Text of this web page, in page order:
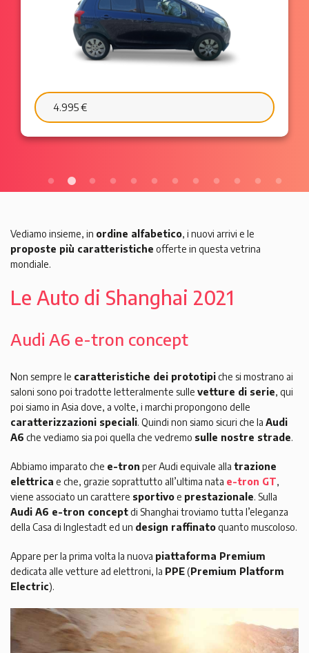
Vediamo insieme, in ordine alfabetico, i nuovi arrivi e le
proposte più caratteristiche offerte in questa vetrina
mondiale.
Le Auto di Shanghai 2021
Audi A6 e-tron concept
Non sempre le caratteristiche dei prototipiche si mostrano ai
saloni sono poi tradotte letteralmente sulle vetture di serie, qui
poi siamo in Asia dove, a volte, i marchi propongono delle
caratterizzazioni speciali. Quindi non siamo sicuri che la Audi
A6 che vediamo sia poi quella che vedremo sulle nostre strade.
Abbiamo imparato che e-tron per Audi equivale alla trazione
elettrica e che, grazie soprattutto all’ultima nata e-tron GT,
viene associato un carattere sportivoe prestazionale. Sulla
Audi A6 e-tron conceptdi Shanghai troviamo tutta l’eleganza
della Casa di Inglestadt ed un design raffinatoquanto muscoloso.
Appare per la prima volta la nuova piattaforma Premium
dedicata alle vetture ad elettroni, la PPE(Premium Platform
Electric).